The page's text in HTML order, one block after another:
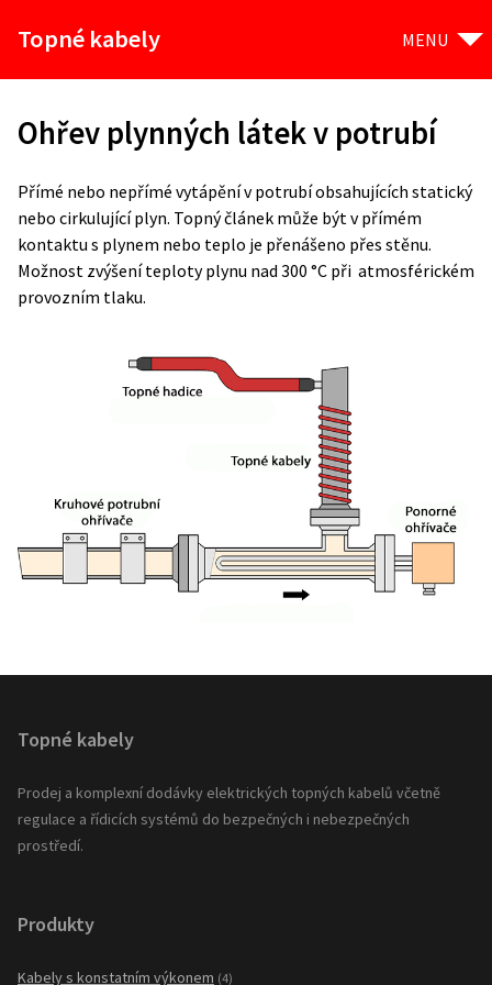
Topné kabely MENU
Ohřev plynných látek v potrubí
Přímé nebo nepřímé vytápění v potrubí obsahujících statický
nebo cirkulující plyn. Topný článek může být v přímém
kontaktu s plynem nebo teplo je přenášeno přes stěnu.
Možnost zvýšení teploty plynu nad 300 °C při atmosférickém
provozním tlaku.
Topné kabely
Prodej a komplexní dodávky elektrických topných kabelů včetně
regulace a řídicích systémů do bezpečných i nebezpečných
prostředí.
Produkty
Kabely s konstatním výkonem (4)